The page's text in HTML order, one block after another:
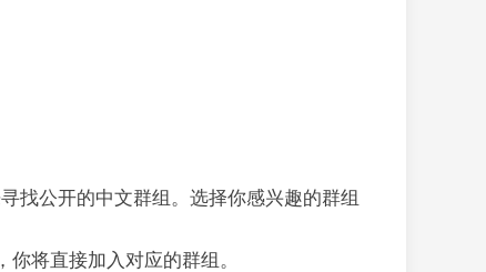
找公开的中文群组。选择你感兴趣的群组
将直接加入对应的群组。